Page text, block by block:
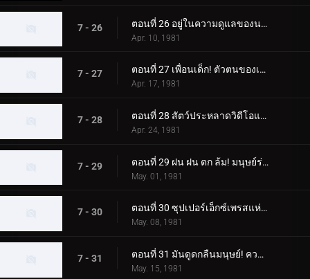
7 - 26 ตอนที่ 26 อยู่ในความดูแลของนาฬิกา กับดักของ Jin Dogma
Apr. 10, 1981
7 - 27 ตอนที่ 27 เพื่อนเด็ก! ตัวตนของเด็ก X
Apr. 17, 1981
7 - 28 ตอนที่ 28 สัตว์ประหลาดวิดีโอแปลกประหลาดที่สร้างสำเนาของผู้คน
Apr. 24, 1981
7 - 29 ตอนที่ 29 ฝน ฝน ตก ล้ม! มนุษย์ร่มประหลาด!!
May. 01, 1981
7 - 30 ตอนที่ 30 ซุปเปอร์เอ็กซ์เพรสแห่งความชั่วร้าย! โรลเลอร์สเก็ต มอนสเตอร์
May. 08, 1981
7 - 31 ตอนที่ 31 มันดูดกลืนมนุษย์! ความกลัวสเปรย์มอนสเตอร์
May. 15, 1981